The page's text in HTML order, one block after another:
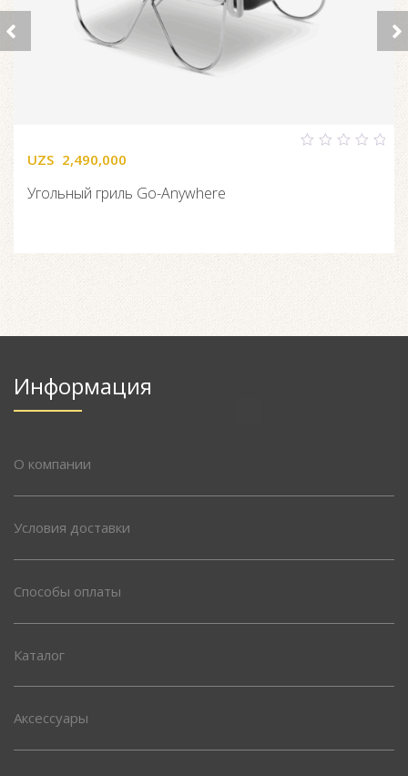
UZS 2,490,000
Угольный гриль Go-Anywhere
Информация
О компании
Условия доставки
Способы оплаты
Каталог
Аксессуары